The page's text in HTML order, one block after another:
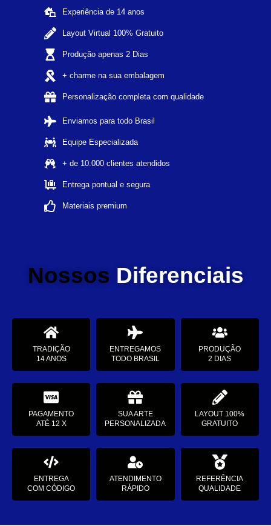
Experiência de 14 anos
Layout Virtual 100% Gratuito
Produção apenas 2 Dias
+ charme na sua embalagem
Personalização completa com qualidade
Enviamos para todo Brasil
Equipe Especializada
+ de 10.000 clientes atendidos
Entrega pontual e segura
Materiais premium
Nossos Diferenciais
TRADIÇÃO
14 ANOS
ENTREGAMOS
TODO BRASIL
PRODUÇÃO
2 DIAS
PAGAMENTO
ATÉ 12 X
SUA ARTE
PERSONALIZADA
LAYOUT 100%
GRATUITO
ENTREGA
COM CÓDIGO
ATENDIMENTO
RÁPIDO
REFERÊNCIA
QUALIDADE